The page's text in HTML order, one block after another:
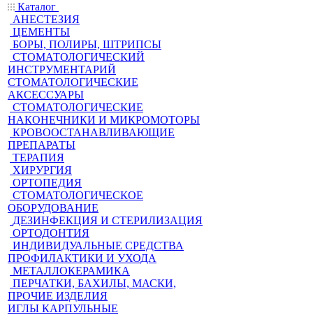
Каталог
АНЕСТЕЗИЯ
ЦЕМЕНТЫ
БОРЫ, ПОЛИРЫ, ШТРИПСЫ
СТОМАТОЛОГИЧЕСКИЙ
ИНСТРУМЕНТАРИЙ
СТОМАТОЛОГИЧЕСКИЕ
АКСЕССУАРЫ
СТОМАТОЛОГИЧЕСКИЕ
НАКОНЕЧНИКИ И МИКРОМОТОРЫ
КРОВООСТАНАВЛИВАЮЩИЕ
ПРЕПАРАТЫ
ТЕРАПИЯ
ХИРУРГИЯ
ОРТОПЕДИЯ
СТОМАТОЛОГИЧЕСКОЕ
ОБОРУДОВАНИЕ
ДЕЗИНФЕКЦИЯ И СТЕРИЛИЗАЦИЯ
ОРТОДОНТИЯ
ИНДИВИДУАЛЬНЫЕ СРЕДСТВА
ПРОФИЛАКТИКИ И УХОДА
МЕТАЛЛОКЕРАМИКА
ПЕРЧАТКИ, БАХИЛЫ, МАСКИ,
ПРОЧИЕ ИЗДЕЛИЯ
ИГЛЫ КАРПУЛЬНЫЕ